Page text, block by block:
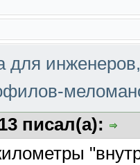
для
писал(а):